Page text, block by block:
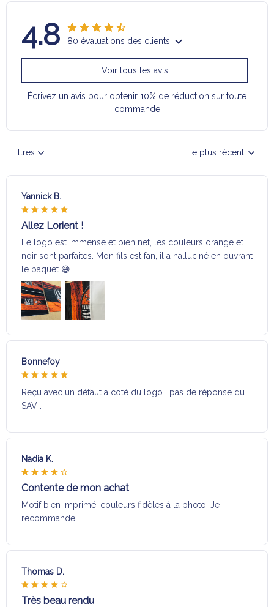
4.8 80 évaluations des clients
Voir tous les avis
Écrivez un avis pour obtenir 10% de réduction sur toute
commande
Filtres Le plus récent
Yannick B.
Allez Lorient !
Le logo est immense et bien net, les couleurs orange et
noir sont parfaites. Mon fils est fan, il a halluciné en ouvrant
le paquet 😄
Bonnefoy
Reçu avec un défaut a coté du logo , pas de réponse du
SAV …
Nadia K.
Contente de mon achat
Motif bien imprimé, couleurs fidèles à la photo. Je
recommande.
Thomas D.
Très beau rendu